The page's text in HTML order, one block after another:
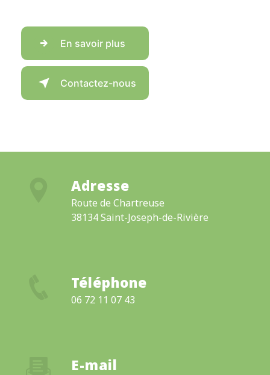
En savoir plus
Contactez-nous
Adresse
Route de Chartreuse
38134 Saint-Joseph-de-Rivière
Téléphone
06 72 11 07 43
E-mail